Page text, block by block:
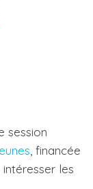
session
, financée
les